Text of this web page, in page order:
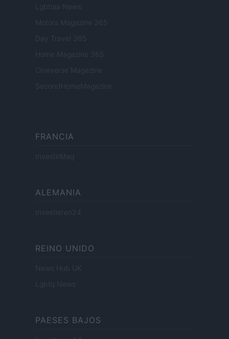
Lgbtqia News
Motors Magazine 365
Day Travel 365
Home Magazine 365
Cineverse Magazine
SecondHomeMagazine
FRANCIA
InvestirMag
ALEMANIA
Investieren24
REINO UNIDO
News Hub UK
Lgbtq News
PAESES BAJOS